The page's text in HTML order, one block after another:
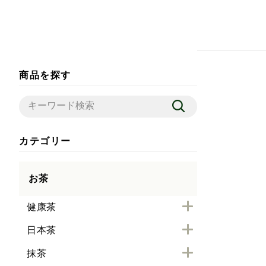
商品を探す
カテゴリー
お茶
健康茶
日本茶
抹茶